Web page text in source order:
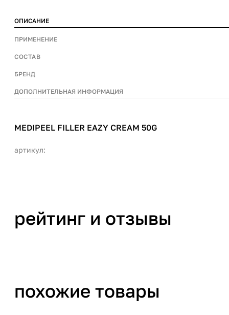
ОПИСАНИЕ
ПРИМЕНЕНИЕ
СОСТАВ
БРЕНД
ДОПОЛНИТЕЛЬНАЯ ИНФОРМАЦИЯ
MEDIPEEL FILLER EAZY CREAM 50G
артикул:
рейтинг и отзывы
похожие товары